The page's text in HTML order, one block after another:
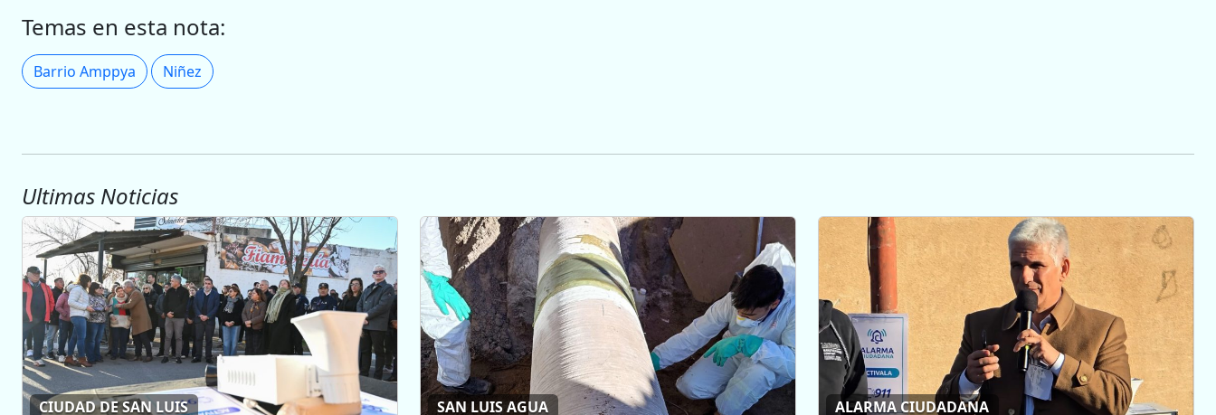
Temas en esta nota:
Barrio Amppya Niñez
Ultimas Noticias
CIUDAD DE SAN LUIS SAN LUIS AGUA ALARMA CIUDADANA